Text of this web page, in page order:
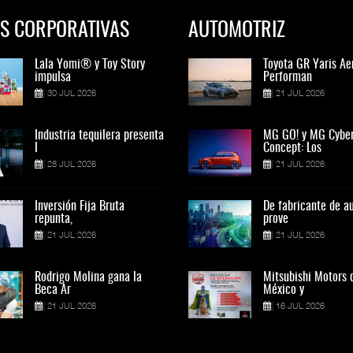
CORPORATIVAS
Lala Yomi® y Toy Story
impulsa
30 JUL 2026
Industria tequilera presenta
28 JUL 2026
Inversión Fija Bruta
repunta,
21 JUL 2026
Rodrigo Molina gana la
Beca Ar
21 JUL 2026
Lala Yomi® y Toy
impulsa
30 JUL 2026
Industria tequilera
28 JUL 2026
Inversión Fija Bruta
repunta,
21 JUL 2026
Rodrigo Molina gana
Beca Ar
21 JUL 2026
AUTOMOTRIZ
Toyota GR Yaris Aero
Performan
21 JUL 2026
MG GO! y MG Cyber
21 JUL 2026
De fabricante de autos a
prove
21 JUL 2026
Mitsubishi Motors de
México y
16 JUL 2026
Toyota GR Yaris
Performan
21 JUL 2026
MG GO! y MG
Concept: Los
21 JUL 2026
De fabricante de
prove
21 JUL 2026
Mitsubishi Motors
México y
16 JUL 2026